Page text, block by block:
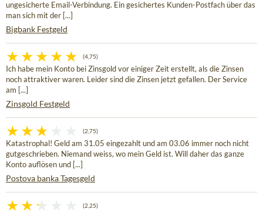
ungesicherte Email-Verbindung. Ein gesichertes Kunden-Postfach über das
man sich mit der [...]
Bigbank Festgeld
(4,75)
Ich habe mein Konto bei Zinsgold vor einiger Zeit erstellt, als die Zinsen
noch attraktiver waren. Leider sind die Zinsen jetzt gefallen. Der Service
am [...]
Zinsgold Festgeld
(2,75)
Katastrophal! Geld am 31.05 eingezahlt und am 03.06 immer noch nicht
gutgeschrieben. Niemand weiss, wo mein Geld ist. Will daher das ganze
Konto auflösen und [...]
Postova banka Tagesgeld
(2,25)